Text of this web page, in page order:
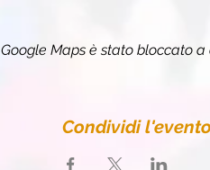
Google Maps è stato bloccato
Condividi l'evento